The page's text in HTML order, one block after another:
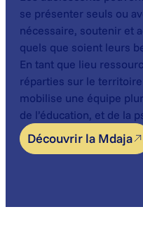
se présenter seuls ou
nécessaire, soutenir et
quels que soient leurs
En tant que lieu
réparties sur le territoire
mobilise une équipe
de l’éducation, et de la
Découvrir la Mdaja